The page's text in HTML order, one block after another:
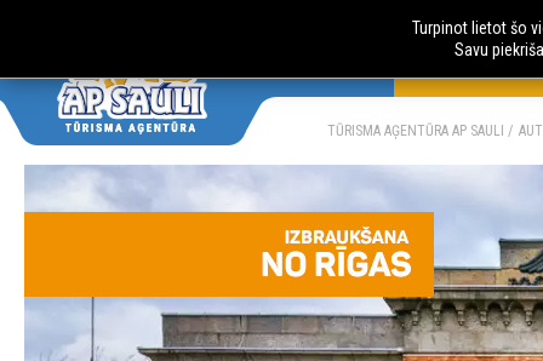
AUTOBUSU
TŪRISMA AĢENTŪRA AP SAULI
Turpinot lietot šo
Savu